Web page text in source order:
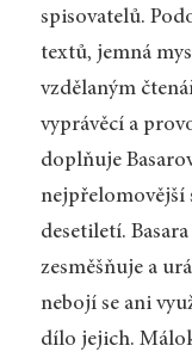
spisovatelů.
textů, jemná
vzdělaným
vyprávěcí a
doplňuje
nejpřelomovější
desetiletí.
zesměšňuje a
nebojí se ani
dílo jejich.